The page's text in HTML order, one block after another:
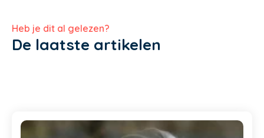
Heb je dit al gelezen?
De laatste artikelen